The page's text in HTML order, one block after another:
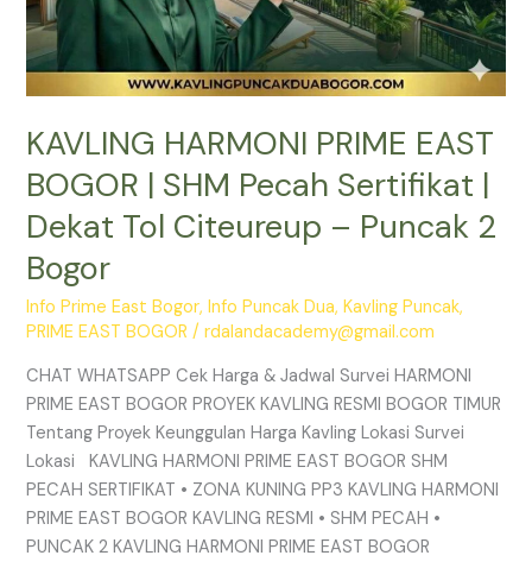
KAVLING HARMONI PRIME EAST
BOGOR | SHM Pecah Sertifikat |
Dekat Tol Citeureup – Puncak 2
Bogor
Info Prime East Bogor,Info Puncak Dua,Kavling Puncak,
PRIME EAST BOGOR /rdalandacademy@gmail.com
CHAT WHATSAPP Cek Harga & Jadwal Survei HARMONI
PRIME EAST BOGOR PROYEK KAVLING RESMI BOGOR TIMUR
Tentang Proyek Keunggulan Harga Kavling Lokasi Survei
Lokasi KAVLING HARMONI PRIME EAST BOGOR SHM
PECAH SERTIFIKAT • ZONA KUNING PP3 KAVLING HARMONI
PRIME EAST BOGOR KAVLING RESMI • SHM PECAH •
PUNCAK 2 KAVLING HARMONI PRIME EAST BOGOR
Puncak
2